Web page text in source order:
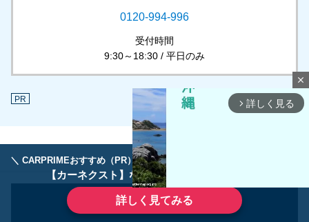
＼ CARPRIMEおすすめ（PR） ／ディーラーで手放すのはもったいない！
【カーネクスト】ならどんなクルマも高価買取
詳しく見てみる
0120-994-996
受付時間
9:30～18:30 / 平日のみ
PR
close
arrow_forward_ios 詳しく見る